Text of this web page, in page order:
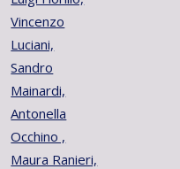
Vincenzo
Luciani,
Sandro
Mainardi,
Antonella
Occhino ,
Maura Ranieri,